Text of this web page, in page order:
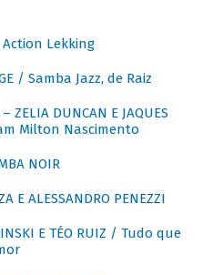
Action Lekking
/ Samba Jazz, de Raiz
ZELIA DUNCAN E JAQUES
Milton Nascimento
NOIR
E ALESSANDRO PENEZZI
E TÉO RUIZ / Tudo que